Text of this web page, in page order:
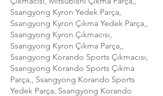
Ssangyong Kyron Yedek Parça,
Ssangyong Kyron Çıkma Yedek Parça,,
Ssangyong Kyron Çıkmacısı,
Ssangyong Kyron Çıkma Parça,,
Ssangyong Korando Sports Çıkmacısı,
Ssangyong Korando Sports Çıkma
Parça,, Ssangyong Korando Sports
Yedek Parça, Ssangyong Korando